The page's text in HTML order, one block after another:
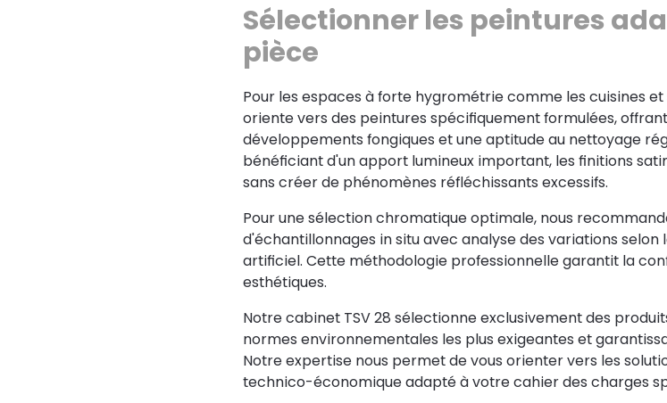
Sélectionner les peintures
pièce
Pour les espaces à forte hygrométrie comme les cuisines
oriente vers des peintures spécifiquement formulées,
développements fongiques et une aptitude au nettoyage
bénéficiant d'un apport lumineux important, les finitions
sans créer de phénomènes réfléchissants excessifs.
Pour une sélection chromatique optimale, nous
d'échantillonnages in situ avec analyse des variations
artificiel. Cette méthodologie professionnelle garantit la
esthétiques.
Notre cabinet TSV 28 sélectionne exclusivement des
normes environnementales les plus exigeantes et
Notre expertise nous permet de vous orienter vers les
technico-économique adapté à votre cahier des charges